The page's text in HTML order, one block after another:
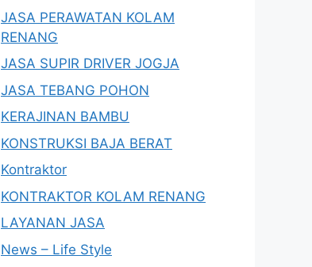
JASA PERAWATAN KOLAM
RENANG
JASA SUPIR DRIVER JOGJA
JASA TEBANG POHON
KERAJINAN BAMBU
KONSTRUKSI BAJA BERAT
Kontraktor
KONTRAKTOR KOLAM RENANG
LAYANAN JASA
News – Life Style